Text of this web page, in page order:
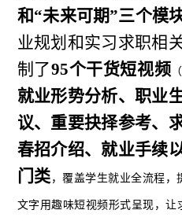
和“未来可期”三个模
业规划和实习求职相
制了95个干货短视频
就业形势分析、职业
议、重要抉择参考、
春招介绍、就业手续
门类 ，覆盖学生就业全流程，
文字用趣味短视频形式呈现，让